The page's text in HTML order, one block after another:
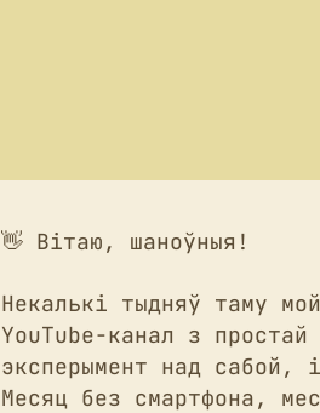
👋 Вітаю, шаноўныя!
Некалькі тыдняў таму
YouTube-канал з
эксперымент над сабой,
Месяц без смартфона,